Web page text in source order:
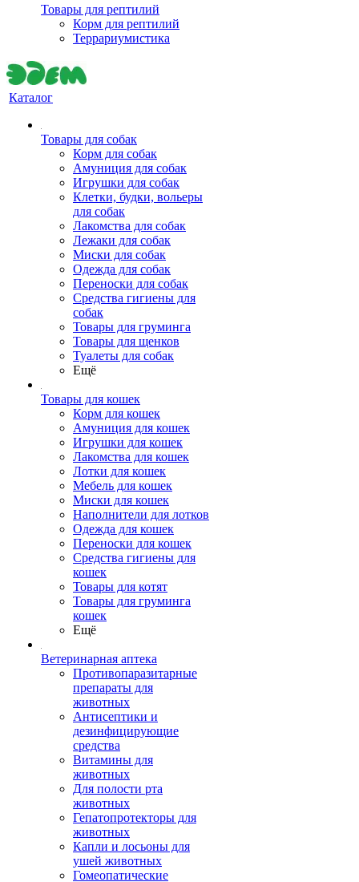
Товары для рептилий
Корм для рептилий
Террариумистика
Каталог
Товары для собак
Корм для собак
Амуниция для собак
Игрушки для собак
Клетки, будки, вольеры
для собак
Лакомства для собак
Лежаки для собак
Миски для собак
Одежда для собак
Переноски для собак
Средства гигиены для
собак
Товары для груминга
Товары для щенков
Туалеты для собак
Ещё
Товары для кошек
Корм для кошек
Амуниция для кошек
Игрушки для кошек
Лакомства для кошек
Лотки для кошек
Мебель для кошек
Миски для кошек
Наполнители для лотков
Одежда для кошек
Переноски для кошек
Средства гигиены для
кошек
Товары для котят
Товары для груминга
кошек
Ещё
Ветеринарная аптека
Противопаразитарные
препараты для
животных
Антисептики и
дезинфицирующие
средства
Витамины для
животных
Для полости рта
животных
Гепатопротекторы для
животных
Капли и лосьоны для
ушей животных
Гомеопатические